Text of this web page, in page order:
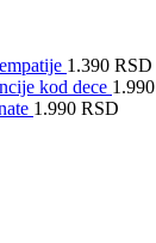
1.390 RSD
kod dece 1.990
1.990 RSD